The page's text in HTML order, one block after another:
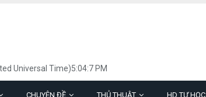
Universal Time)5:04:7 PM
CHUYÊN ĐỀ THỦ THUẬT HD TỰ HỌC